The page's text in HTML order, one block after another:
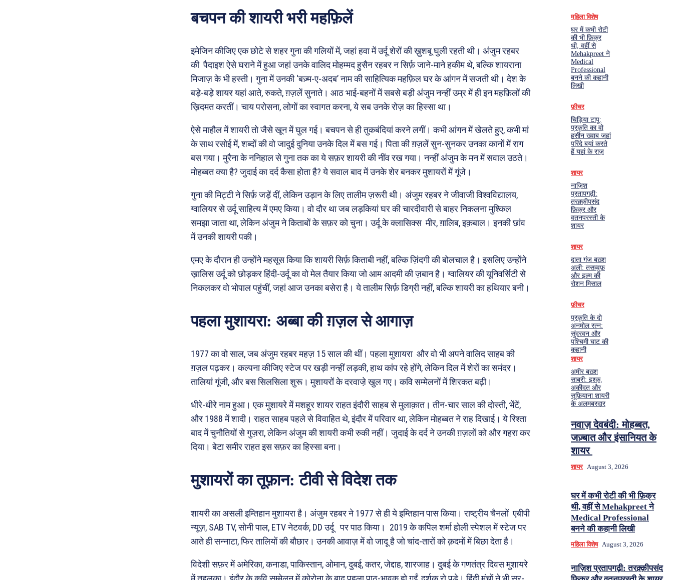
बचपन की शायरी भरी महफ़िलें
इमेजिन कीजिए एक छोटे से शहर गुना की गलियों में, जहां हवा में उर्दू शेरों की ख़ुशबू घुली रहती थी। अंजुम रहबर
की पैदाइश ऐसे घराने में हुआ जहां उनके वालिद मोहम्मद हुसैन रहबर न सिर्फ़ जाने-माने हकीम थे, बल्कि शायराना
मिजाज़ के भी हस्ती। गुना में उनकी ‘बज़्म-ए-अदब’ नाम की साहित्यिक महफ़िल घर के आंगन में सजती थी। देश के
बड़े-बड़े शायर यहां आते, रुकते, ग़ज़लें सुनाते। आठ भाई-बहनों में सबसे बड़ी अंजुम नन्हीं उम्र में ही इन महफ़िलों की
ख़िदमत करतीं। चाय परोसना, लोगों का स्वागत करना, ये सब उनके रोज़ का हिस्सा था।
ऐसे माहौल में शायरी तो जैसे खून में घुल गई। बचपन से ही तुकबंदियां करने लगीं। कभी आंगन में खेलते हुए, कभी मां
के साथ रसोई में, शब्दों की वो जादुई दुनिया उनके दिल में बस गई। पिता की ग़ज़लें सुन-सुनकर उनका कानों में राग
बस गया। मुरैना के ननिहाल से गुना तक का ये सफ़र शायरी की नींव रख गया। नन्हीं अंजुम के मन में सवाल उठते।
मोहब्बत क्या है? जुदाई का दर्द कैसा होता है? ये सवाल बाद में उनके शेर बनकर मुशायरों में गूंजे।
गुना की मिट्टी ने सिर्फ़ जड़ें दीं, लेकिन उड़ान के लिए तालीम ज़रूरी थी। अंजुम रहबर ने जीवाजी विश्वविद्यालय,
ग्वालियर से उर्दू साहित्य में एमए किया। वो दौर था जब लड़कियां घर की चारदीवारी से बाहर निकलना मुश्किल
समझा जाता था, लेकिन अंजुम ने किताबों के सफ़र को चुना। उर्दू के क्लासिक्स मीर, ग़ालिब, इक़बाल। इनकी छांव
में उनकी शायरी पकी।
एमए के दौरान ही उन्होंने महसूस किया कि शायरी सिर्फ़ किताबी नहीं, बल्कि ज़िंदगी की बोलचाल है। इसलिए उन्होंने
ख़ालिस उर्दू को छोड़कर हिंदी-उर्दू का वो मेल तैयार किया जो आम आदमी की ज़बान है। ग्वालियर की यूनिवर्सिटी से
निकलकर वो भोपाल पहुंचीं, जहां आज उनका बसेरा है। ये तालीम सिर्फ़ डिग्री नहीं, बल्कि शायरी का हथियार बनी।
पहला मुशायरा: अब्बा की ग़ज़ल से आगाज़
1977 का वो साल, जब अंजुम रहबर महज़ 15 साल की थीं। पहला मुशायरा और वो भी अपने वालिद साहब की
ग़ज़ल पढ़कर। कल्पना कीजिए स्टेज पर खड़ी नन्हीं लड़की, हाथ कांप रहे होंगे, लेकिन दिल में शेरों का समंदर।
तालियां गूंजी, और बस सिलसिला शुरू। मुशायरों के दरवाजे़ खुल गए। कवि सम्मेलनों में शिरकत बढ़ी।
धीरे-धीरे नाम हुआ। एक मुशायरे में मशहूर शायर राहत इंदौरी साहब से मुलाक़ात। तीन-चार साल की दोस्ती, भेंटें,
और 1988 में शादी। राहत साहब पहले से विवाहित थे, इंदौर में परिवार था, लेकिन मोहब्बत ने राह दिखाई। ये रिश्ता
बाद में चुनौतियों से गुज़रा, लेकिन अंजुम की शायरी कभी रुकी नहीं। जुदाई के दर्द ने उनकी ग़ज़लों को और गहरा कर
दिया। बेटा समीर राहत इस सफ़र का हिस्सा बना।
मुशायरों का तूफ़ान: टीवी से विदेश तक
शायरी का असली इम्तिहान मुशायरा है। अंजुम रहबर ने 1977 से ही ये इम्तिहान पास किया। राष्ट्रीय चैनलों एबीपी
न्यूज़, SAB TV, सोनी पाल, ETV नेटवर्क, DD उर्दू पर पाठ किया। 2019 के कपिल शर्मा होली स्पेशल में स्टेज पर
आते ही सन्नाटा, फिर तालियों की बौछार। उनकी आवाज़ में वो जादू है जो चांद-तारों को क़दमों में बिछा देता है।
विदेशी सफ़र में अमेरिका, कनाडा, पाकिस्तान, ओमान, दुबई, कतर, जेद्दाह, शारजाह। दुबई के गणतंत्र दिवस मुशायरे
महिला विशेष
घर में कभी रोटी
की भी फ़िक्र
थी, वहीं से
Mehakpreet ने
Medical
Professional
बनने की कहानी
लिखी
फ़ीचर
चिड़िया टापू:
प्रकृति का वो
हसीन ख्वाब जहां
परिंदे बयां करते
हैं यहां के राज़
शायर
नाज़िश
प्रतापगढ़ी:
तरक़्क़ीपसंद
फ़िक्र और
वतनपरस्ती के
शायर
शायर
दाता गंज बख़्श
अली: तसव्वुफ़
और इल्म की
रोशन मिसाल
फ़ीचर
प्रकृति के दो
अनमोल रत्न:
सुंदरवन और
पश्चिमी घाट की
कहानी
शायर
अमीर बख़्श
साबरी: इश्क़,
अकीदत और
सूफ़ियाना शायरी
के अलमबरदार
नवाज़ देवबंदी: मोहब्बत,
जज़्बात और इंसानियत के
शायर
शायर August 3, 2026
घर में कभी रोटी की भी फ़िक्र
थी, वहीं से Mehakpreet ने
Medical Professional
बनने की कहानी लिखी
महिला विशेष August 3, 2026
नाज़िश प्रतापगढ़ी: तरक़्क़ीपसंद